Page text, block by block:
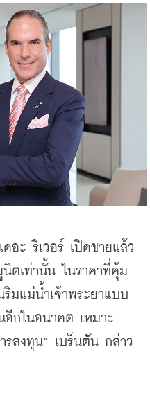
ะ ริเวอร์ เปิดขายแล้ว
ตเท่านั้น ในราคาที่คุ้ม
มแม่น้ำเจ้าพระยาแบบ
กในอนาคต เหมาะ
รลงทุน” เบร็นตัน กล่าว